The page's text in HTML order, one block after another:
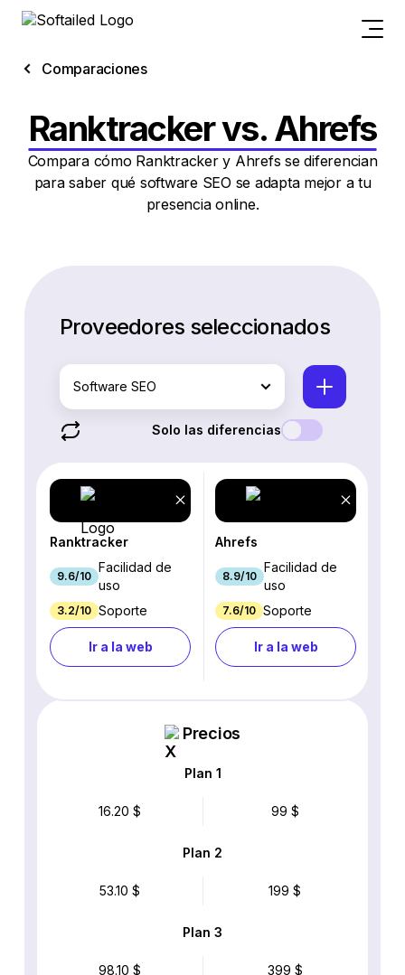
Comparaciones
Ranktracker vs. Ahrefs
Compara cómo Ranktracker y Ahrefs se diferencian
para saber qué software SEO se adapta mejor a tu
presencia online.
Proveedores seleccionados
Software SEO
Solo las diferencias
Ranktracker
9.6/10
Facilidad de
uso
3.2/10 Soporte
Ir a la web
Ahrefs
8.9/10
Facilidad de
uso
7.6/10 Soporte
Ir a la web
Precios
Plan 1
16.20 $ 99 $
Plan 2
53.10 $ 199 $
Plan 3
98.10 $ 399 $